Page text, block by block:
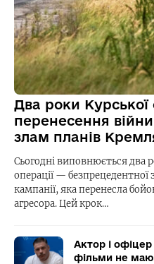
Два роки Курської
перенесення
злам планів
Сьогодні виповнюється два
операції —
кампанії, яка перенесла
агресора. Цей крок…
Актор і
фільми не